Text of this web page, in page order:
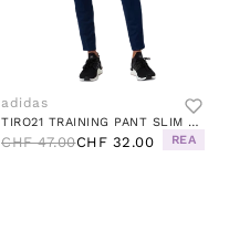
adidas
TIRO21 TRAINING PANT SLIM TEAM NAVY BLUE
CHF 47.00CHF 32.00 REA